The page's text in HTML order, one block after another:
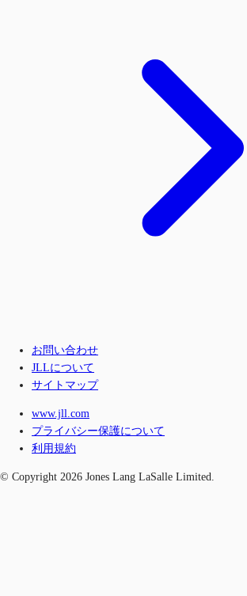
お問い合わせ
JLLについて
サイトマップ
www.jll.com
プライバシー保護について
利用規約
© Copyright 2026 Jones Lang LaSalle Limited.